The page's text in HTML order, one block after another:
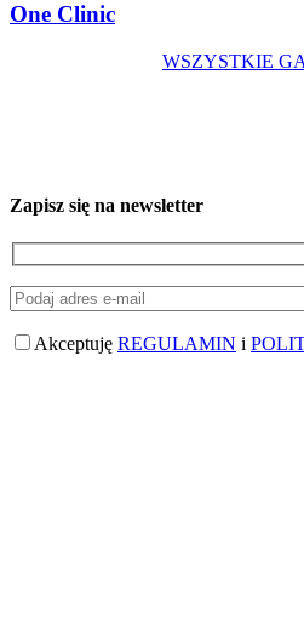
One Clinic
WSZYSTKIE
Zapisz się na newsletter
Akceptuję REGULAMIN i